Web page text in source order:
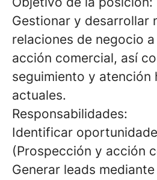
Gestionar y desarrollar
relaciones de negocio
acción comercial, así
seguimiento y atención
actuales.
Responsabilidades:
Identificar
(Prospección y acción
Generar leads